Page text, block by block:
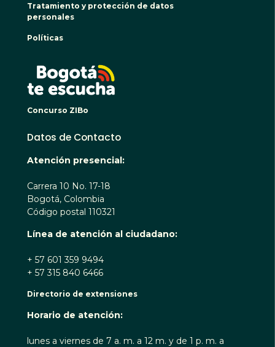
Tratamiento y protección de datos
personales
Políticas
Concurso ZIBo
Datos de Contacto
Atención presencial:
Carrera 10 No. 17-18
Bogotá, Colombia
Código postal 110321
Línea de atención al ciudadano:
+ 57 601 359 9494
+ 57 315 840 6466
Directorio de extensiones
Horario de atención:
lunes a viernes de 7 a. m. a 12 m. y de 1 p. m. a